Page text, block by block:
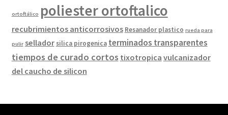
ortoftálico poliester ortoftalico
recubrimientos anticorrosivos Resanador plastico rueda para
pulir sellador silica pirogenica terminados transparentes
tiempos de curado cortos tixotropica vulcanizador
del caucho de silicon